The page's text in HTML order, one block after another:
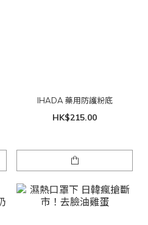
IHADA 藥用防護粉底
HK$215.00